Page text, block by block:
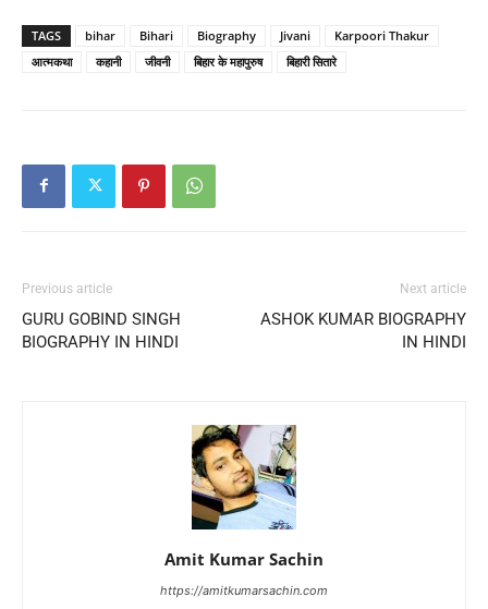
TAGS bihar Bihari Biography Jivani
Karpoori Thakur
आत्मकथा
कहानी जीवनी बिहार के महापुरुष बिहारी सितारे
Previous article
GURU GOBIND SINGH
BIOGRAPHY IN HINDI
Next article
ASHOK KUMAR BIOGRAPHY
IN HINDI
Amit Kumar Sachin
https://amitkumarsachin.com